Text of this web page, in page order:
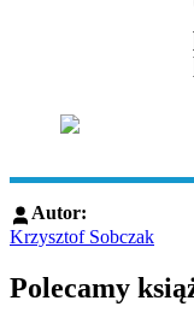
Autor:
Krzysztof Sobczak
Polecamy